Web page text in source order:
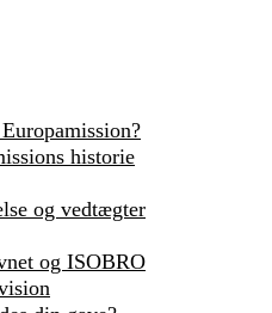
historie
og vedtægter
og ISOBRO